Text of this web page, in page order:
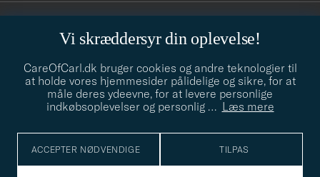
Vi skræddersyr din oplevelse!
CareOfCarl.dk bruger cookies og andre teknologier til
at holde vores hjemmesider pålidelige og sikre, for at
måle deres ydeevne, for at levere personlige
indkøbsoplevelser og personlig … Læs mere
ACCEPTER NØDVENDIGE TILPAS
info@careofcarl.dk
Behøver du hjælp til at finde din stil? Lad os hjælpe dig, vi hjælper
gerne til!
STILRÅD